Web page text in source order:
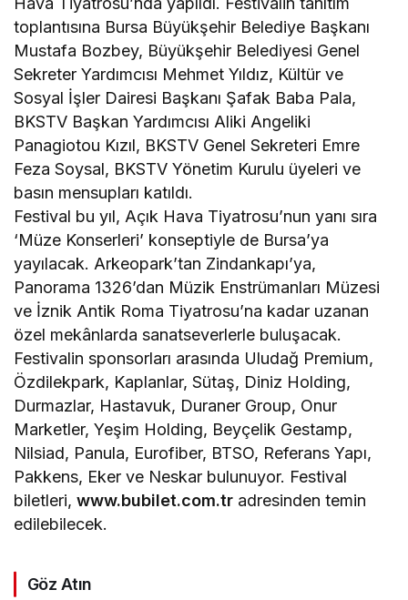
toplantısına Bursa Büyükşehir Belediye Başkanı
Mustafa Bozbey, Büyükşehir Belediyesi Genel
Sekreter Yardımcısı Mehmet Yıldız, Kültür ve
Sosyal İşler Dairesi Başkanı Şafak Baba Pala,
BKSTV Başkan Yardımcısı Aliki Angeliki
Panagiotou Kızıl, BKSTV Genel Sekreteri Emre
Feza Soysal, BKSTV Yönetim Kurulu üyeleri ve
basın mensupları katıldı.
Festival bu yıl, Açık Hava Tiyatrosu’nun yanı sıra
‘Müze Konserleri’ konseptiyle de Bursa’ya
yayılacak. Arkeopark’tan Zindankapı’ya,
Panorama 1326’dan Müzik Enstrümanları Müzesi
ve İznik Antik Roma Tiyatrosu’na kadar uzanan
özel mekânlarda sanatseverlerle buluşacak.
Festivalin sponsorları arasında Uludağ Premium,
Özdilekpark, Kaplanlar, Sütaş, Diniz Holding,
Durmazlar, Hastavuk, Duraner Group, Onur
Marketler, Yeşim Holding, Beyçelik Gestamp,
Nilsiad, Panula, Eurofiber, BTSO, Referans Yapı,
Pakkens, Eker ve Neskar bulunuyor. Festival
biletleri,www.bubilet.com.tr adresinden temin
edilebilecek.
Göz Atın